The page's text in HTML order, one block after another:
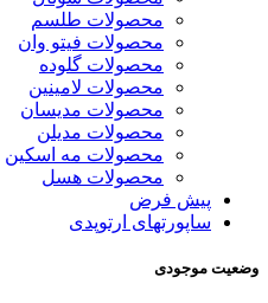
محصولات طلسم
محصولات فیتو وان
محصولات گلوده
محصولات لامینین
محصولات مدیسان
محصولات مدیلن
محصولات مه اسکین
محصولات هسل
پیش فرض
ساپورتهای ارتوپدی
وضعیت موجودی